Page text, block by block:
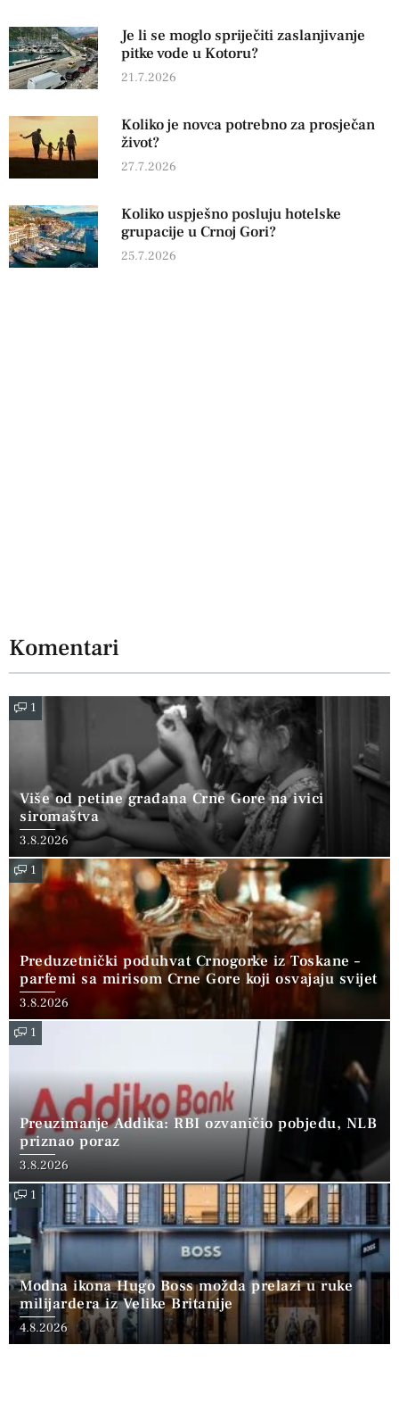
Je li se moglo spriječiti zaslanjivanje
pitke vode u Kotoru?
21.7.2026
Koliko je novca potrebno za prosječan
život?
27.7.2026
Koliko uspješno posluju hotelske
grupacije u Crnoj Gori?
25.7.2026
Komentari
1
Više od petine građana Crne Gore na ivici
siromaštva
3.8.2026
1
Preduzetnički poduhvat Crnogorke iz Toskane –
parfemi sa mirisom Crne Gore koji osvajaju svijet
3.8.2026
1
Preuzimanje Addika: RBI ozvaničio pobjedu, NLB
priznao poraz
3.8.2026
1
Modna ikona Hugo Boss možda prelazi u ruke
milijardera iz Velike Britanije
4.8.2026